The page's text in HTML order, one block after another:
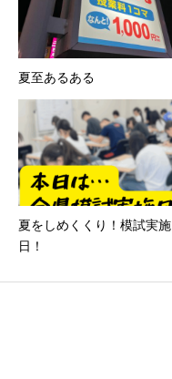
夏至あるある
夏をしめくくり！模試実施
日！